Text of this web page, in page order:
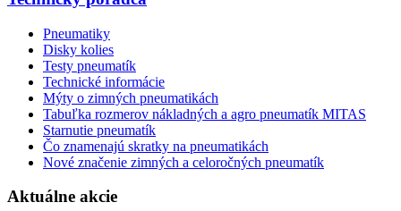
Pneumatiky
Disky kolies
Testy pneumatík
Technické informácie
Mýty o zimných pneumatikách
Tabuľka rozmerov nákladných a agro pneumatík MITAS
Starnutie pneumatík
Čo znamenajú skratky na pneumatikách
Nové značenie zimných a celoročných pneumatík
Aktuálne akcie